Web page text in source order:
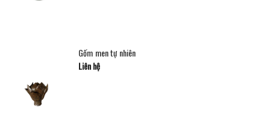
Gốm men tự nhiên
Liên hệ